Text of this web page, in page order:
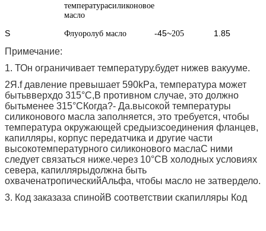
температурасиликоновое
масло
S Флуоролуб масло -45~205 1.85
Примечание:
1. ТОн ограничивает температуру.будет нижев вакууме.
2Я.f давление превышает 590kPa, температура может
бытьвверхдо 315°C,В противном случае, это должно
бытьменее 315°CКогда?- Да.высокой температуры
силиконового масла заполняется, это требуется, чтобы
температура окружающей средыизсоединения фланцев,
капилляры, корпус передатчика и другие части
высокотемпературного силиконового маслаС ними
следует связаться ниже.через 10°CВ холодных условиях
севера, капиллярыдолжна быть
охваченатропическийАльфа, чтобы масло не затвердело.
3. Код заказаза спинойВ соответствии скапилляры Код